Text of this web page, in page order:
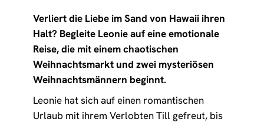
Verliert die Liebe im Sand von Hawaii ihren
Halt? Begleite Leonie auf eine emotionale
Reise, die mit einem chaotischen
Weihnachtsmarkt und zwei mysteriösen
Weihnachtsmännern beginnt.
Leonie hat sich auf einen romantischen
Urlaub mit ihrem Verlobten Till gefreut, bis